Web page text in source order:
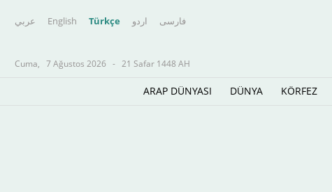
عربي English Türkçe اردو فارسى
Cuma, 7 Ağustos 2026 - 21 Safar 1448 AH
ARAP DÜNYASI DÜNYA KÖRFEZ